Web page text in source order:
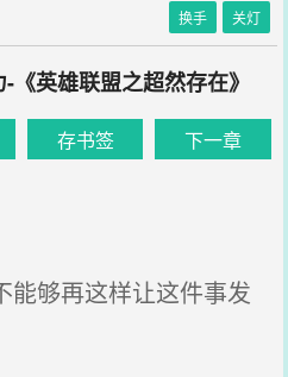
换手 关灯
英雄联盟之超然存在》
存书签 下一章
够再这样让这件事发